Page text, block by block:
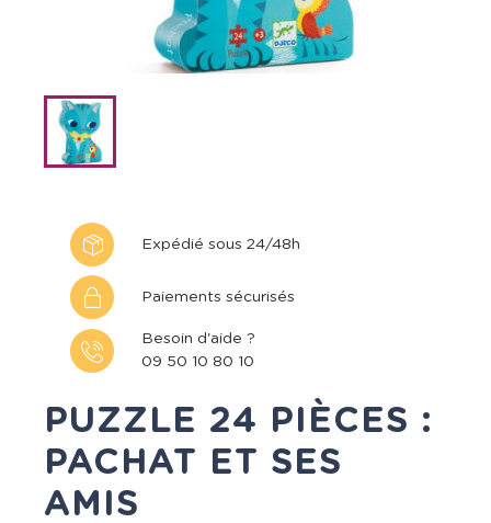
Expédié sous 24/48h
Paiements sécurisés
Besoin d'aide ?
09 50 10 80 10
PUZZLE 24 PIÈCES :
PACHAT ET SES
AMIS